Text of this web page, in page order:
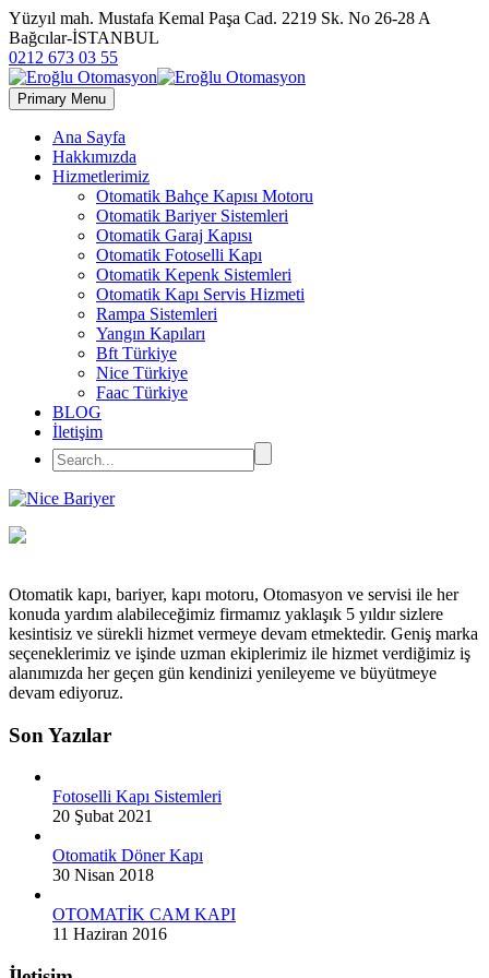
Yüzyıl mah. Mustafa Kemal Paşa Cad. 2219 Sk. No 26-28 A
Bağcılar-İSTANBUL
0212 673 03 55
Primary Menu
Ana Sayfa
Hakkımızda
Hizmetlerimiz
Otomatik Bahçe Kapısı Motoru
Otomatik Bariyer Sistemleri
Otomatik Garaj Kapısı
Otomatik Fotoselli Kapı
Otomatik Kepenk Sistemleri
Otomatik Kapı Servis Hizmeti
Rampa Sistemleri
Yangın Kapıları
Bft Türkiye
Nice Türkiye
Faac Türkiye
BLOG
İletişim
Otomatik kapı, bariyer, kapı motoru, Otomasyon ve servisi ile her
konuda yardım alabileceğimiz firmamız yaklaşık 5 yıldır sizlere
kesintisiz ve sürekli hizmet vermeye devam etmektedir. Geniş marka
seçeneklerimiz ve işinde uzman ekiplerimiz ile hizmet verdiğimiz iş
alanımızda her geçen gün kendinizi yenileyeme ve büyütmeye
devam ediyoruz.
Son Yazılar
Fotoselli Kapı Sistemleri
20 Şubat 2021
Otomatik Döner Kapı
30 Nisan 2018
OTOMATİK CAM KAPI
11 Haziran 2016